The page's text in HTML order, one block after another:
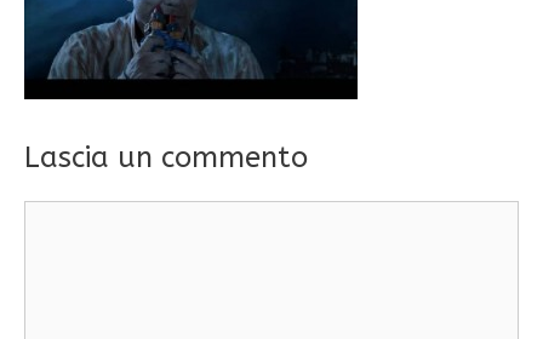
Lascia un commento